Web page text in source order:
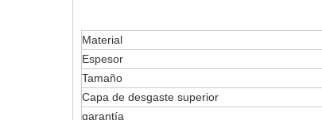
Material
Espesor
Tamaño
Capa de desgaste superior
garantía